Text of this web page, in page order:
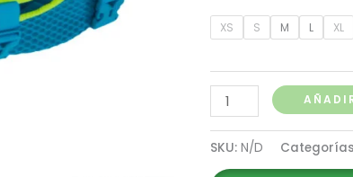
XS S M L XL
Outward
Hound
Chaleco
Salvavidas
SKU: N/D